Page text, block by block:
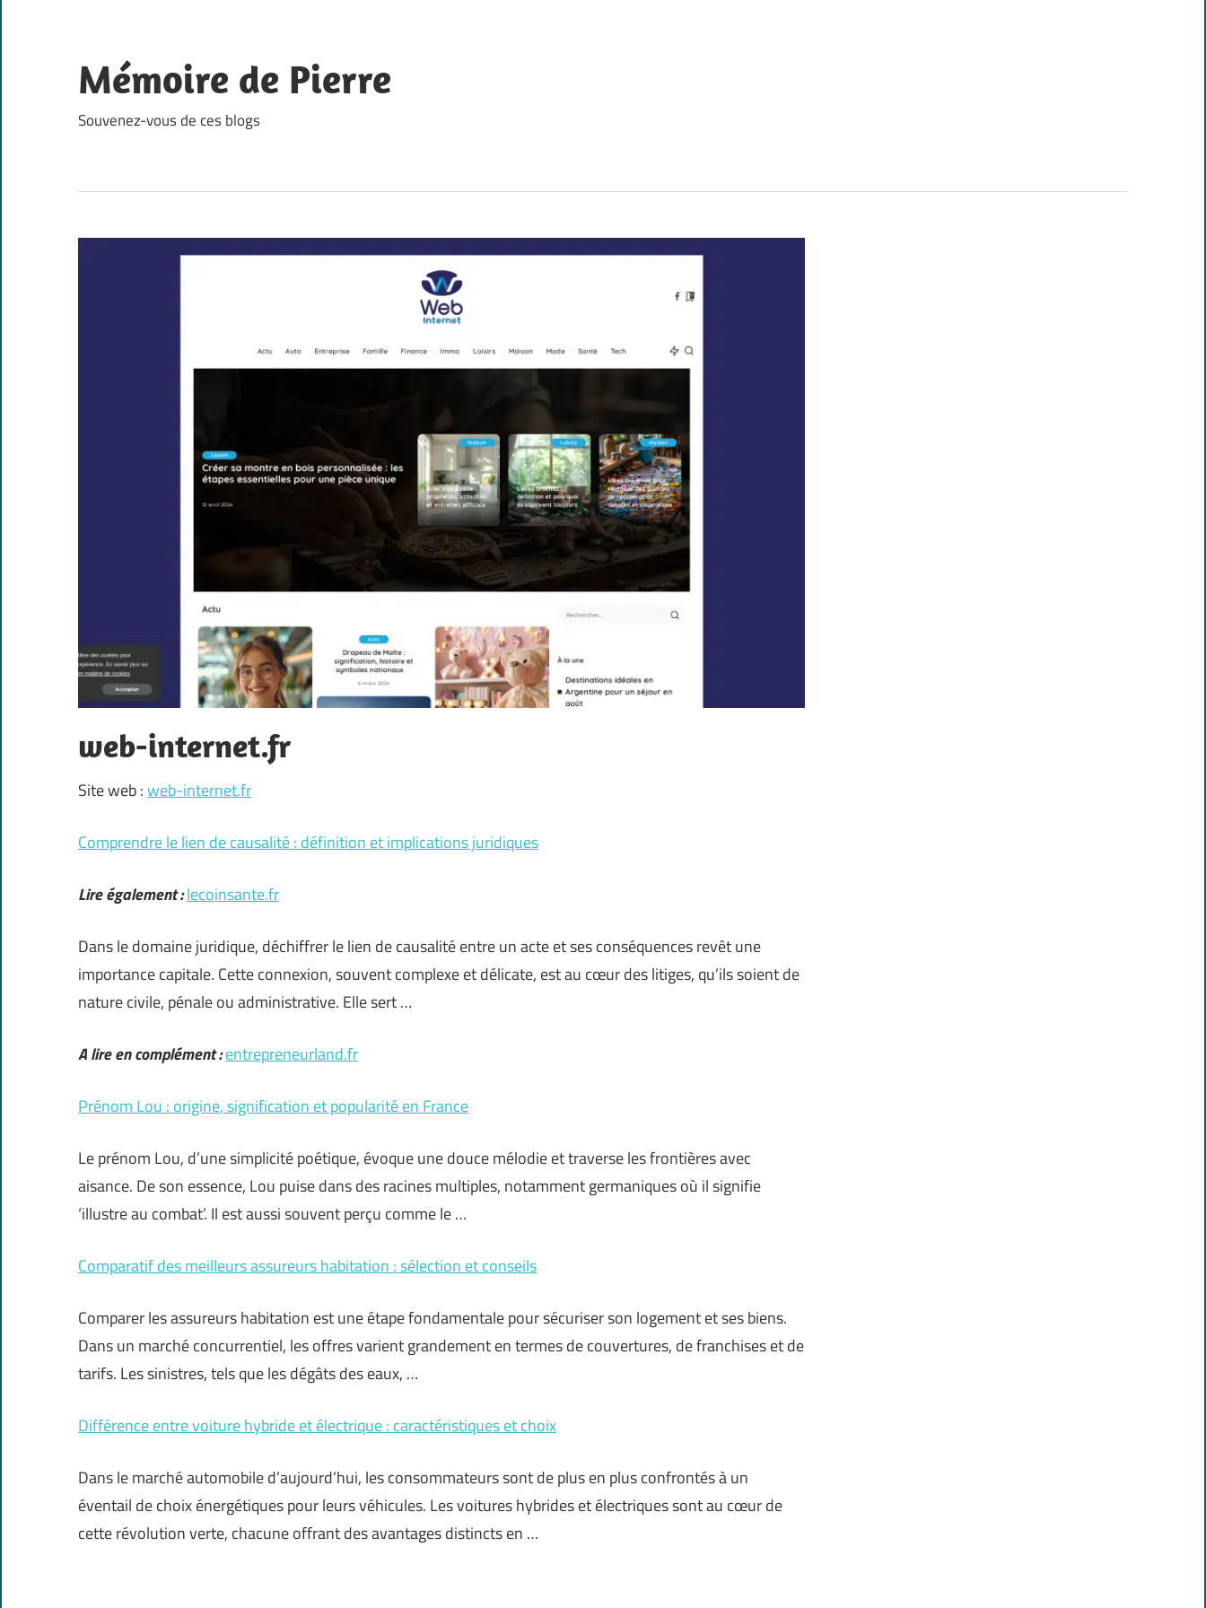
content
Mémoire de Pierre
Souvenez-vous de ces blogs
web-internet.fr
Site web :web-internet.fr
Comprendre le lien de causalité : définition et implications juridiques
Lire également :lecoinsante.fr
Dans le domaine juridique, déchiffrer le lien de causalité entre un acte et ses conséquences revêt une
importance capitale. Cette connexion, souvent complexe et délicate, est au cœur des litiges, qu’ils soient de
nature civile, pénale ou administrative. Elle sert …
A lire en complément :entrepreneurland.fr
Prénom Lou : origine, signification et popularité en France
Le prénom Lou, d’une simplicité poétique, évoque une douce mélodie et traverse les frontières avec
aisance. De son essence, Lou puise dans des racines multiples, notamment germaniques où il signifie
‘illustre au combat’. Il est aussi souvent perçu comme le …
Comparatif des meilleurs assureurs habitation : sélection et conseils
Comparer les assureurs habitation est une étape fondamentale pour sécuriser son logement et ses biens.
Dans un marché concurrentiel, les offres varient grandement en termes de couvertures, de franchises et de
tarifs. Les sinistres, tels que les dégâts des eaux, …
Différence entre voiture hybride et électrique : caractéristiques et choix
Dans le marché automobile d’aujourd’hui, les consommateurs sont de plus en plus confrontés à un
éventail de choix énergétiques pour leurs véhicules. Les voitures hybrides et électriques sont au cœur de
cette révolution verte, chacune offrant des avantages distincts en …